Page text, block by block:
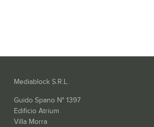
Mediablock S.R.L.
Guido Spano N° 1397
Edificio Atrium
Villa Morra